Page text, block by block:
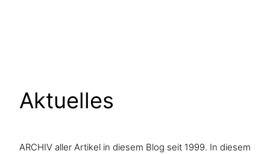
Aktuelles
ARCHIV aller Artikel in diesem Blog seit 1999. In diesem